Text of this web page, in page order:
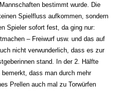
bestimmt wurde. Die
Spielfluss aufkommen, sondern
Spieler sofort fest, da ging nur:
– Freiwurf usw. und das auf
nicht verwunderlich, dass es zur
stand. In der 2. Hälfte
dass man durch mehr
Prellen auch mal zu Torwürfen